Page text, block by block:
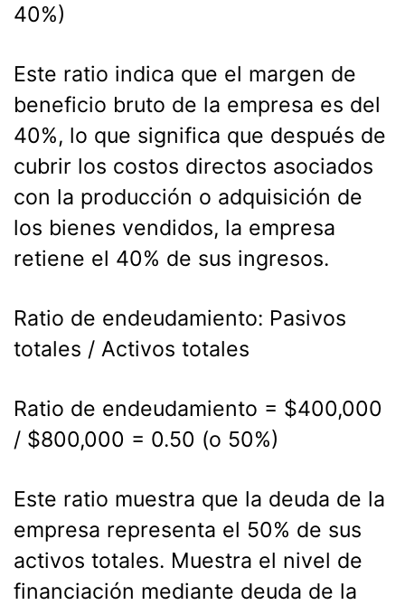
40%)
Este ratio indica que el margen de
beneficio bruto de la empresa es del
40%, lo que significa que después de
cubrir los costos directos asociados
con la producción o adquisición de
los bienes vendidos, la empresa
retiene el 40% de sus ingresos.
Ratio de endeudamiento: Pasivos
totales / Activos totales
Ratio de endeudamiento = $400,000
/ $800,000 = 0.50 (o 50%)
Este ratio muestra que la deuda de la
empresa representa el 50% de sus
activos totales. Muestra el nivel de
financiación mediante deuda de la